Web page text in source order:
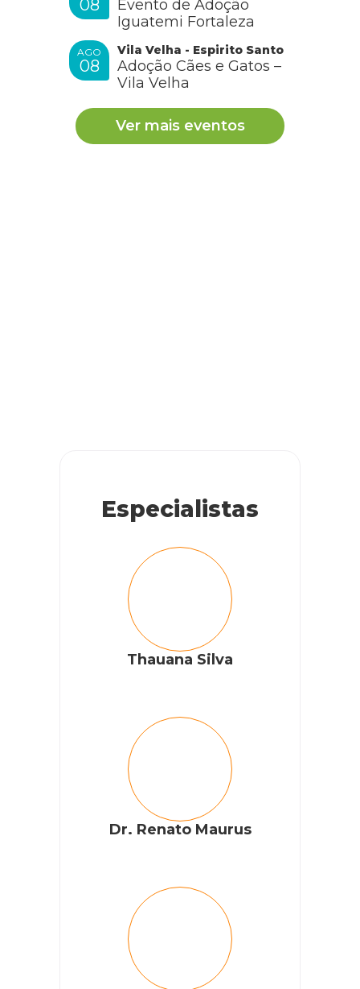
08
Evento de Adoção
Iguatemi Fortaleza
AGO
08
Vila Velha - Espirito Santo
Adoção Cães e Gatos –
Vila Velha
Ver mais eventos
Especialistas
Thauana Silva
Dr. Renato Maurus